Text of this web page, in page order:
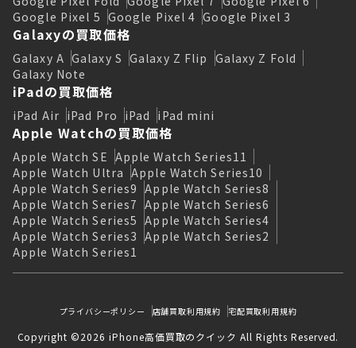
Google Pixel 5 Google Pixel 4 Google Pixel 3
Galaxyの買取価格
Galaxy A Galaxy S Galaxy Z Flip Galaxy Z Fold
Galaxy Note
iPadの買取価格
iPad Air iPad Pro iPad iPad mini
Apple Watchの買取価格
Apple Watch SE Apple Watch Series11
Apple Watch Ultra Apple Watch Series10
Apple Watch Series9 Apple Watch Series8
Apple Watch Series7 Apple Watch Series6
Apple Watch Series5 Apple Watch Series4
Apple Watch Series3 Apple Watch Series2
Apple Watch Series1
プライバシーポリシー 店舗買取利用規約 宅配買取利用規約
Copyright ©2026 iPhone高価買取のクイック All Rights Reserved.